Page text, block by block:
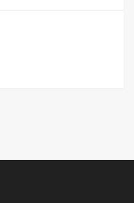
také, jaký je